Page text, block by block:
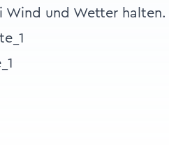
Wind und Wetter halten.